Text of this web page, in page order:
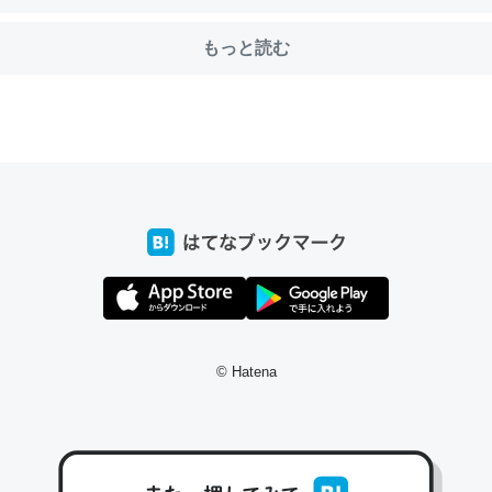
同じ理由でEcho Show 8を設定中でした。PrimeとかSpotifyを支払う
倍以上に伸ばす効果があるはず……
もっと読む
© Hatena